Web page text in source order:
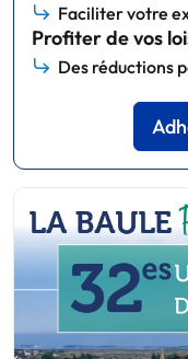
Faciliter votre
Profiter de vos
Des réductions